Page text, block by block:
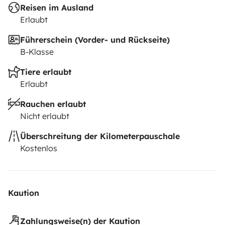
Reisen im Ausland
Erlaubt
Führerschein (Vorder- und Rückseite)
B-Klasse
Tiere erlaubt
Erlaubt
Rauchen erlaubt
Nicht erlaubt
Überschreitung der Kilometerpauschale
Kostenlos
Kaution
Zahlungsweise(n) der Kaution